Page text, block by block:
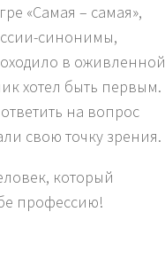
«Самая – самая»,
синонимы,
в оживленной
хотел быть первым.
на вопрос
свою точку зрения.
который
профессию!